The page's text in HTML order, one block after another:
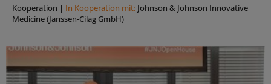
Kooperation | In Kooperation mit: Johnson & Johnson Innovative
Medicine (Janssen-Cilag GmbH)